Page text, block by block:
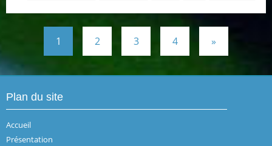
1 2 3 4 »
Plan du site
Accueil
Présentation